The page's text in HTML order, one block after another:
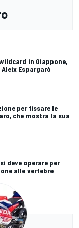
in Giappone,
Espargarò
per fissare le
che mostra la sua
deve operare per
alle vertebre